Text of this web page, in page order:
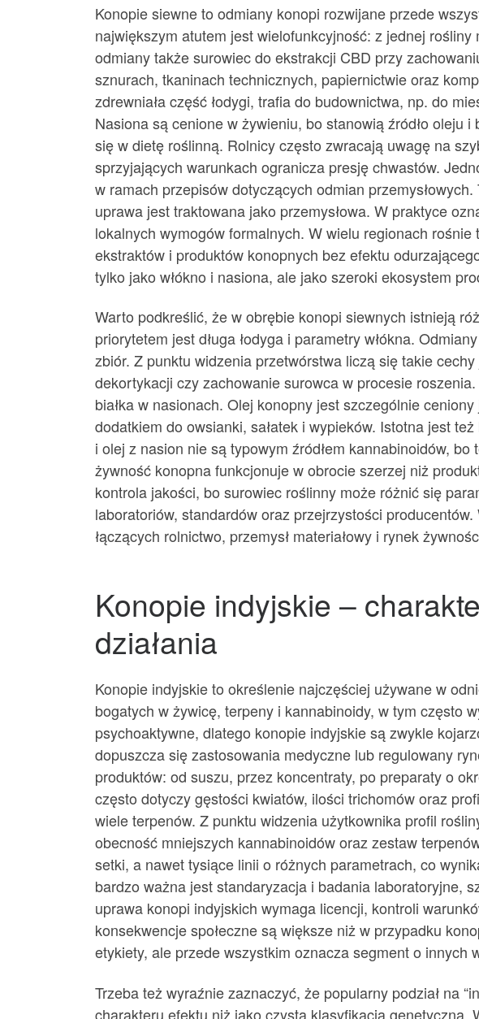
Konopie siewne to odmiany konopi rozwijane przede
największym atutem jest wielofunkcyjność: z jednej
odmiany także surowiec do ekstrakcji CBD przy
sznurach, tkaninach technicznych, papiernictwie oraz
zdrewniała część łodygi, trafia do budownictwa, np. do
Nasiona są cenione w żywieniu, bo stanowią źródło oleju
się w dietę roślinną. Rolnicy często zwracają uwagę na
sprzyjających warunkach ogranicza presję chwastów.
w ramach przepisów dotyczących odmian
uprawa jest traktowana jako przemysłowa. W praktyce
lokalnych wymogów formalnych. W wielu regionach
ekstraktów i produktów konopnych bez efektu
tylko jako włókno i nasiona, ale jako szeroki ekosystem
Warto podkreślić, że w obrębie konopi siewnych istnieją
priorytetem jest długa łodyga i parametry włókna.
zbiór. Z punktu widzenia przetwórstwa liczą się takie
dekortykacji czy zachowanie surowca w procesie
białka w nasionach. Olej konopny jest szczególnie
dodatkiem do owsianki, sałatek i wypieków. Istotna jest
i olej z nasion nie są typowym źródłem kannabinoidów,
żywność konopna funkcjonuje w obrocie szerzej niż
kontrola jakości, bo surowiec roślinny może różnić się
laboratoriów, standardów oraz przejrzystości
łączących rolnictwo, przemysł materiałowy i rynek
Konopie indyjskie –
działania
Konopie indyjskie to określenie najczęściej używane w
bogatych w żywicę, terpeny i kannabinoidy, w tym często
psychoaktywne, dlatego konopie indyjskie są zwykle
dopuszcza się zastosowania medyczne lub regulowany
produktów: od suszu, przez koncentraty, po preparaty o
często dotyczy gęstości kwiatów, ilości trichomów oraz
wiele terpenów. Z punktu widzenia użytkownika profil
obecność mniejszych kannabinoidów oraz zestaw
setki, a nawet tysiące linii o różnych parametrach, co
bardzo ważna jest standaryzacja i badania laboratoryjne,
uprawa konopi indyjskich wymaga licencji, kontroli
konsekwencje społeczne są większe niż w przypadku
etykiety, ale przede wszystkim oznacza segment o innych
Trzeba też wyraźnie zaznaczyć, że popularny podział na
charakteru efektu niż jako czysta klasyfikacja genetyczna.